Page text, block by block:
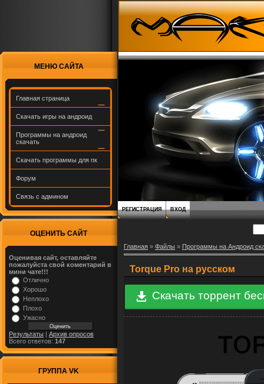
МЕНЮ САЙТА
Главная страница
Скачать игры на андроид
Программы на андроид
скачать
Скачать программы для пк
Форум
Связь с админом
ОЦЕНИТЬ САЙТ
Оценивая сайт, оставляйте
пожалуйста свой коментарий в
мини чате!!!
Отлично
Хорошо
Неплохо
Плохо
Ужасно
Результаты | Архив опросов
Всего ответов: 147
ГРУППА VK
РЕГИСТРАЦИЯ ВХОД
Главная » Файлы » Программы на Андроид
Torque Pro на русском
Скачать торрент